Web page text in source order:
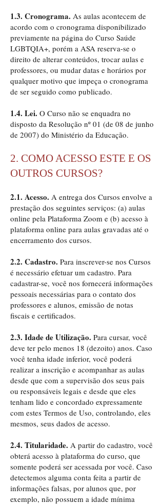
1.3. Cronograma. As aulas acontecem de
acordo com o cronograma disponibilizado
previamente na página do Curso Saúde
LGBTQIA+, porém a ASA reserva-se o
direito de alterar conteúdos, trocar aulas e
professores, ou mudar datas e horários por
qualquer motivo que impeça o cronograma
de ser seguido como publicado.
1.4. Lei. O Curso não se enquadra no
disposto da Resolução nº 01 (de 08 de junho
de 2007) do Ministério da Educação.
2. COMO ACESSO ESTE E OS
OUTROS CURSOS?
2.1. Acesso. A entrega dos Cursos envolve a
prestação dos seguintes serviços: (a) aulas
online pela Plataforma Zoom e (b) acesso à
plataforma online para aulas gravadas até o
encerramento dos cursos.
2.2. Cadastro. Para inscrever-se nos Cursos
é necessário efetuar um cadastro. Para
cadastrar-se, você nos fornecerá informações
pessoais necessárias para o contato dos
professores e alunos, emissão de notas
fiscais e certificados.
2.3. Idade de Utilização. Para cursar, você
deve ter pelo menos 18 (dezoito) anos. Caso
você tenha idade inferior, você poderá
realizar a inscrição e acompanhar as aulas
desde que com a supervisão dos seus pais
ou responsáveis legais e desde que eles
tenham lido e concordado expressamente
com estes Termos de Uso, controlando, eles
mesmos, seus dados de acesso.
2.4. Titularidade. A partir do cadastro, você
obterá acesso à plataforma do curso, que
somente poderá ser acessada por você. Caso
detectemos alguma conta feita a partir de
informações falsas, por alunos que, por
exemplo, não possuem a idade mínima